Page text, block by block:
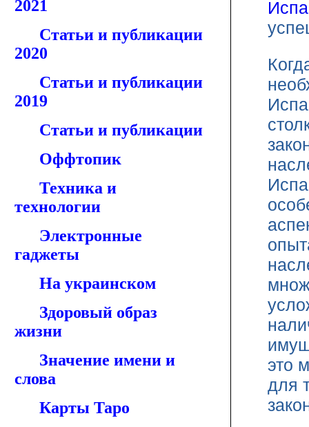
2021
Статьи и публикации
2020
Статьи и публикации
2019
Статьи и публикации
Оффтопик
Техника и
технологии
Электронные
гаджеты
На украинском
Здоровый образ
жизни
Значение имени и
слова
Карты Таро
это
для